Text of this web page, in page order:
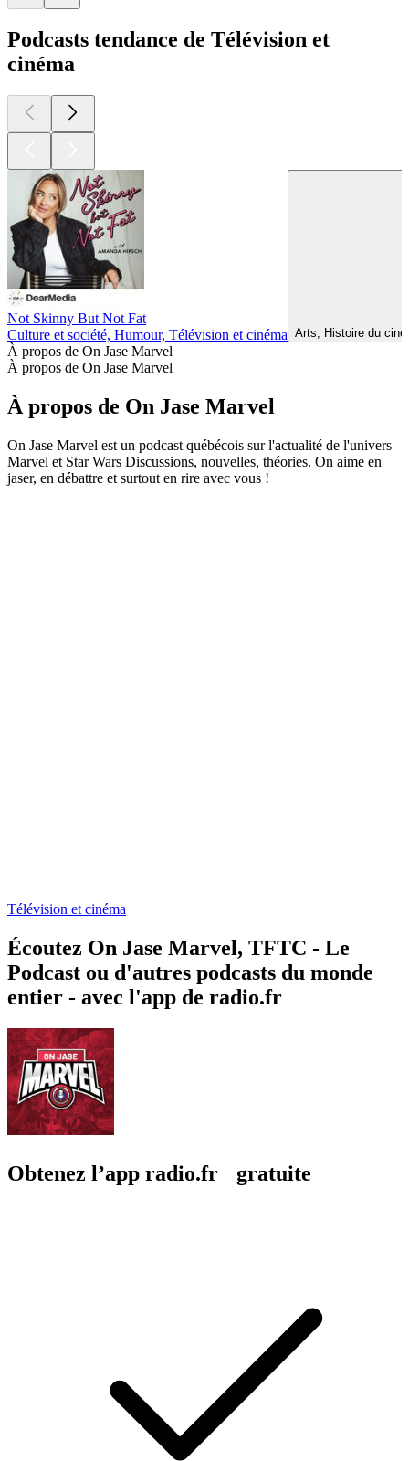
Podcasts tendance de Télévision et
cinéma
Not Skinny But Not Fat
Culture et société, Humour, Télévision et cinéma Arts, Histoire du
À propos de On Jase Marvel
À propos de On Jase Marvel
À propos de On Jase Marvel
On Jase Marvel est un podcast québécois sur l'actualité de l'univers
Marvel et Star Wars Discussions, nouvelles, théories. On aime en
jaser, en débattre et surtout en rire avec vous !
Télévision et cinéma
Écoutez On Jase Marvel, TFTC - Le
Podcast ou d'autres podcasts du monde
entier - avec l'app de radio.fr
Obtenez l’app radio.fr gratuite